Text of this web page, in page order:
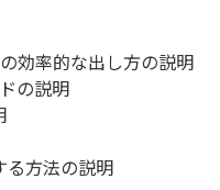
効率的な出し方の説明
の説明
る方法の説明